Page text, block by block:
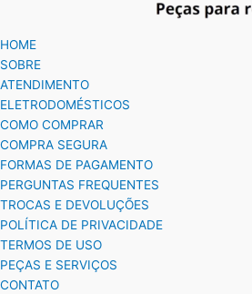
HOME
SOBRE
ATENDIMENTO
ELETRODOMÉSTICOS
COMO COMPRAR
COMPRA SEGURA
FORMAS DE PAGAMENTO
PERGUNTAS FREQUENTES
TROCAS E DEVOLUÇÕES
POLÍTICA DE PRIVACIDADE
TERMOS DE USO
PEÇAS E SERVIÇOS
CONTATO